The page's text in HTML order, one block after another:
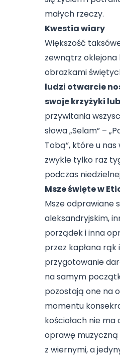
małych rzeczy.
Kwestia wiary
Większość
zewnątrz oklejona
obrazkami
ludzi otwarcie
swoje krzyżyki
przywitania
słowa „Selam” –
Tobą”, które u
zwykle tylko raz
podczas
Msze święte w
Msze odprawiane
aleksandryjskim,
porządek i inna
przez kapłana rąk i
przygotowanie
na samym
pozostają one na
momentu
kościołach nie ma
oprawę
z wiernymi, a